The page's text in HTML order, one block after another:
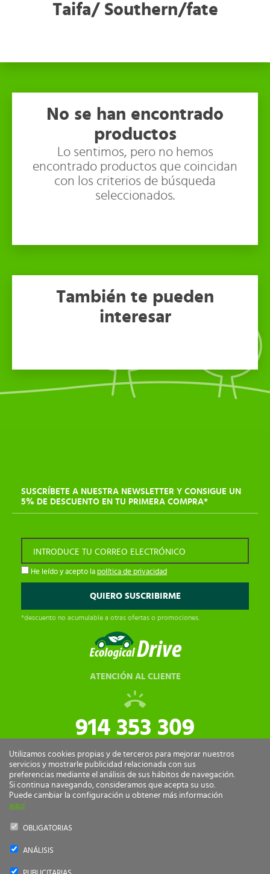
Taifa/ Southern/fate
No se han encontrado
productos
Lo sentimos, pero no hemos
encontrado productos que coincidan
con los criterios de búsqueda
seleccionados.
También te pueden
interesar
SUSCRÍBETE A NUESTRA NEWSLETTER Y CONSIGUE UN
5% DE DESCUENTO EN TU PRIMERA COMPRA*
INTRODUCE TU CORREO ELECTRÓNICO
He leído y acepto la política de privacidad
*descuento no acumulable a otras ofertas o promociones.
ATENCIÓN AL CLIENTE
914 353 309
tiendaonline@ecologicaldrive.com
Utilizamos cookies propias y de terceros para mejorar nuestros
servicios y mostrarle publicidad relacionada con sus
preferencias mediante el análisis de sus hábitos de navegación.
Si continua navegando, consideramos que acepta su uso.
Puede cambiar la configuración u obtener más información
aquí
OBLIGATORIAS
ANÁLISIS